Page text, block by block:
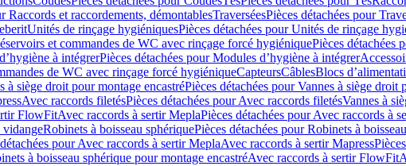
Raccords et raccordements, démontablesTraverséesPièces détachées pour
Unités de rinçage hygiéniquesPièces détachées pour Unités de rinçage
et commandes de WC avec rinçage forcé hygiéniquePièces détachées
à intégrerPièces détachées pour Modules d’hygiène à intégrer
de WC avec rinçage forcé hygiéniqueCapteursCâblesBlocs
à siège droit pour montage encastréPièces détachées pour Vannes à siège droit
Avec raccords filetésPièces détachées pour Avec raccords filetésVannes à
FlowFitAvec raccords à sertir MeplaPièces détachées pour Avec raccords à
vidangeRobinets à boisseau sphériquePièces détachées pour Robinets à
pour Avec raccords à sertir MeplaAvec raccords à sertir Mapress
à boisseau sphérique pour montage encastréAvec raccords à sertir FlowFit